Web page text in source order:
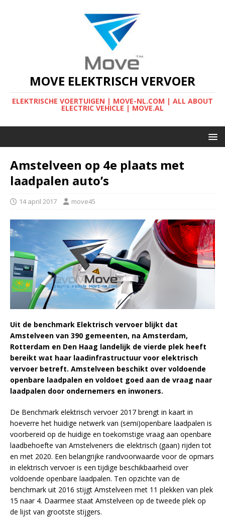
MOVE ELEKTRISCH VERVOER
ELEKTRISCHE VOERTUIGEN | MOVE-NL.COM | ALL ABOUT
ELECTRIC VEHICLE | MOVE.AL
Amstelveen op 4e plaats met
laadpalen auto’s
14 april 2017 move45
Uit de benchmark Elektrisch vervoer blijkt dat
Amstelveen van 390 gemeenten, na Amsterdam,
Rotterdam en Den Haag landelijk de vierde plek heeft
bereikt wat haar laadinfrastructuur voor elektrisch
vervoer betreft. Amstelveen beschikt over voldoende
openbare laadpalen en voldoet goed aan de vraag naar
laadpalen door ondernemers en inwoners.
De Benchmark elektrisch vervoer 2017 brengt in kaart in
hoeverre het huidige netwerk van (semi)openbare laadpalen is
voorbereid op de huidige en toekomstige vraag aan openbare
laadbehoefte van Amstelveners die elektrisch (gaan) rijden tot
en met 2020. Een belangrijke randvoorwaarde voor de opmars
in elektrisch vervoer is een tijdige beschikbaarheid over
voldoende openbare laadpalen. Ten opzichte van de
benchmark uit 2016 stijgt Amstelveen met 11 plekken van plek
15 naar 4. Daarmee staat Amstelveen op de tweede plek op
de lijst van grootste stijgers.